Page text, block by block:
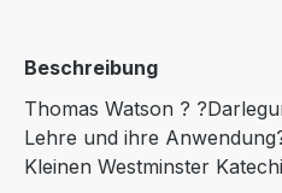
Beschreibung
Thomas Watson ?
Lehre und ihre
Kleinen Westminster